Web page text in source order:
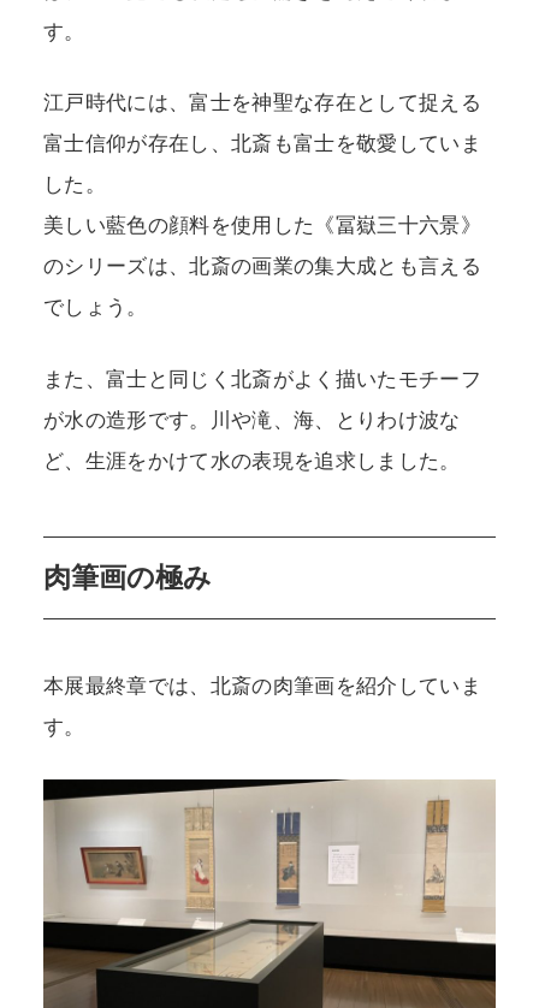
す。
江戸時代には、富士を神聖な存在として捉える
富士信仰が存在し、北斎も富士を敬愛していま
した。
美しい藍色の顔料を使用した《冨嶽三十六景》
のシリーズは、北斎の画業の集大成とも言える
でしょう。
また、富士と同じく北斎がよく描いたモチーフ
が水の造形です。川や滝、海、とりわけ波な
ど、生涯をかけて水の表現を追求しました。
肉筆画の極み
本展最終章では、北斎の肉筆画を紹介していま
す。